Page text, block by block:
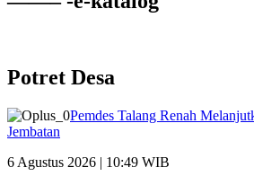
Potret Desa
Pemdes Talang Renah
Jembatan
6 Agustus 2026 | 10:49 WIB